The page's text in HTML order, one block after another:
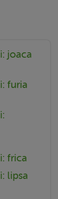
joaca
furia
frica
lipsa